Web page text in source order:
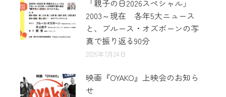
「親子の日2026スペシャル」
2003～現在 各年5大ニュース
と、ブルース・オズボーンの写
真で振り返る90分
2026年7月24日
映画『OYAKO』上映会のお知ら
せ